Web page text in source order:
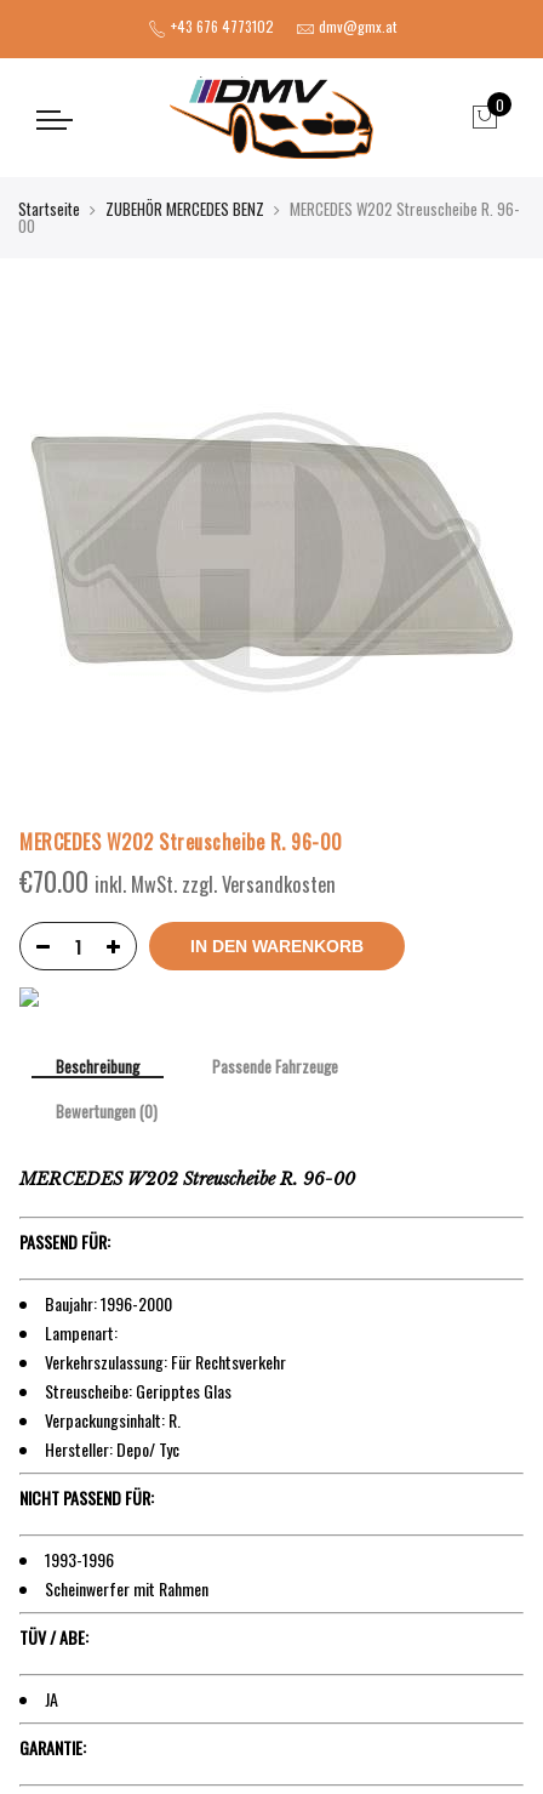
+43 676 4773102 dmv@gmx.at
0
Startseite ZUBEHÖR MERCEDES BENZ MERCEDES W202 Streuscheibe R. 96-
00
MERCEDES W202 Streuscheibe R. 96-00
€70.00 inkl. MwSt. zzgl. Versandkosten
IN DEN WARENKORB
Beschreibung
Passende Fahrzeuge
Bewertungen (0)
MERCEDES W202 Streuscheibe R. 96-00
PASSEND FÜR:
Baujahr: 1996-2000
Lampenart:
Verkehrszulassung: Für Rechtsverkehr
Streuscheibe: Geripptes Glas
Verpackungsinhalt: R.
Hersteller: Depo/ Tyc
NICHT PASSEND FÜR:
1993-1996
Scheinwerfer mit Rahmen
TÜV / ABE:
JA
GARANTIE: